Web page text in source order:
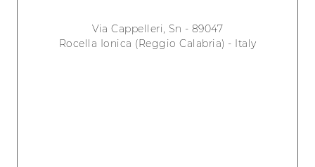
Via Cappelleri, Sn - 89047
Rocella Ionica (Reggio Calabria) - Italy